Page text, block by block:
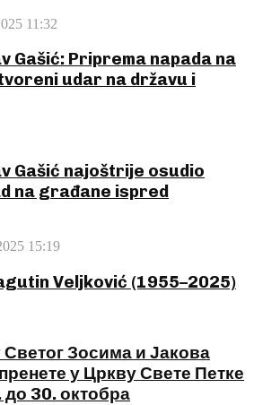
11:32
Gašić: Priprema napada na
udar na državu i
Gašić najoštrije osudio
na građane ispred
15:19
Veljković (1955–2025)
Зосима и Јакова
у Цркву Свете Петке
до 30. октобра